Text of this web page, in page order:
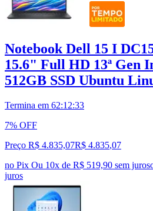
Notebook Dell 15 I
15.6" Full HD 13ª Gen
512GB SSD Ubuntu
Termina em 62:12:32
7% OFF
Preço R$ 4.835,07R$ 4.835,07
no Pix Ou 10x de R$ 519,90 sem juros
juros